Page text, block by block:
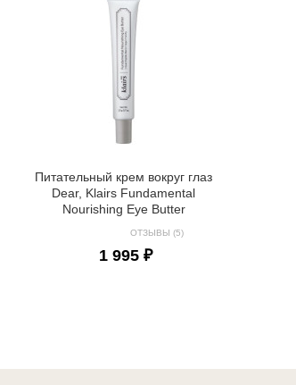
Питательный крем вокруг глаз
Dear, Klairs Fundamental
Nourishing Eye Butter
ОТЗЫВЫ (5)
1 995 ₽